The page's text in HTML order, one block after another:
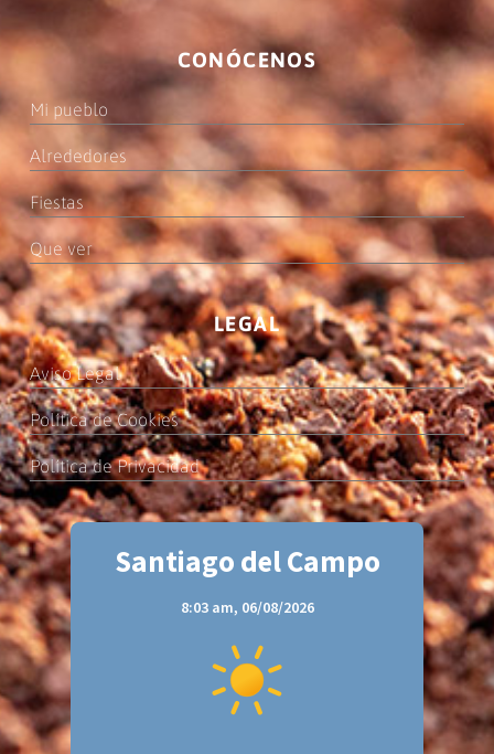
CONÓCENOS
Mi pueblo
Alrededores
Fiestas
Que ver
LEGAL
Aviso Legal
Política de Cookies
Política de Privacidad
Santiago del Campo
8:03 am, 06/08/2026